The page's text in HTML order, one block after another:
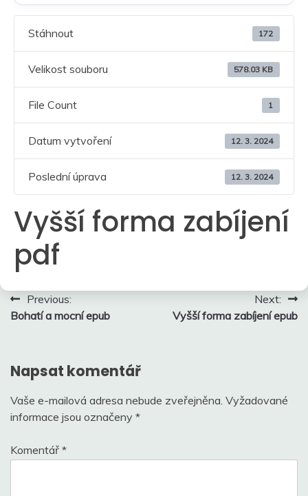
Stáhnout 172
Velikost souboru 578.03 KB
File Count 1
Datum vytvoření 12. 3. 2024
Poslední úprava 12. 3. 2024
Vyšší forma zabíjení
pdf
Navigace
pro
Previous:
Bohatí a mocní epub
Next:
Vyšší forma zabíjení epub
Napsat komentář
Vaše e-mailová adresa nebude zveřejněna. Vyžadované
informace jsou označeny *
Komentář *